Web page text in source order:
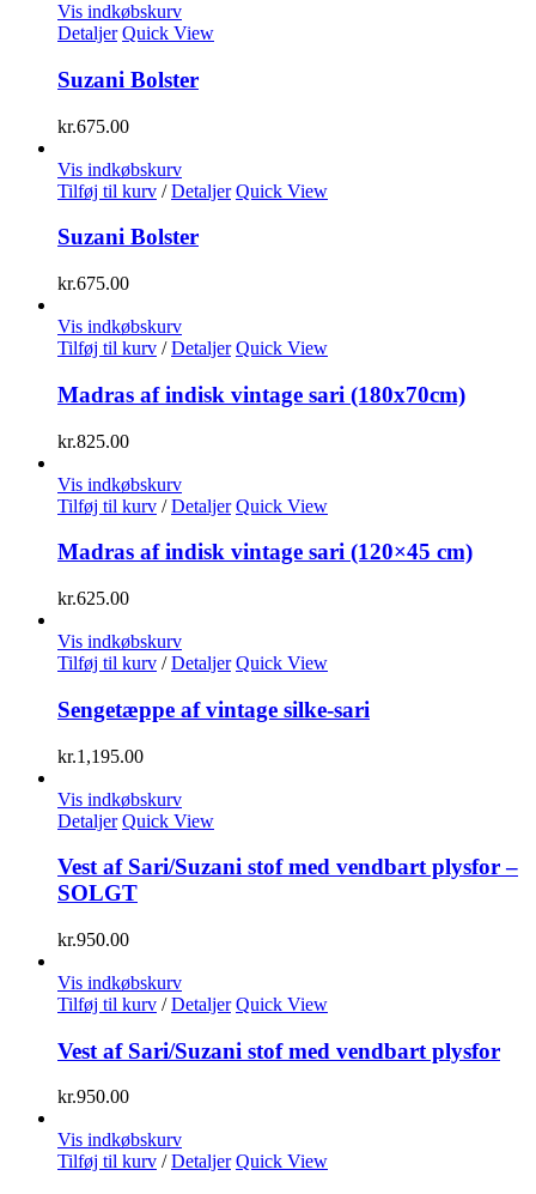
Vis indkøbskurv
Detaljer Quick View
Suzani Bolster
kr.675.00
Vis indkøbskurv
Tilføj til kurv / Detaljer Quick View
Suzani Bolster
kr.675.00
Vis indkøbskurv
Tilføj til kurv / Detaljer Quick View
Madras af indisk vintage sari (180x70cm)
kr.825.00
Vis indkøbskurv
Tilføj til kurv / Detaljer Quick View
Madras af indisk vintage sari (120×45 cm)
kr.625.00
Vis indkøbskurv
Tilføj til kurv / Detaljer Quick View
Sengetæppe af vintage silke-sari
kr.1,195.00
Vis indkøbskurv
Detaljer Quick View
Vest af Sari/Suzani stof med vendbart plysfor –
SOLGT
kr.950.00
Vis indkøbskurv
Tilføj til kurv / Detaljer Quick View
Vest af Sari/Suzani stof med vendbart plysfor
kr.950.00
Vis indkøbskurv
Tilføj til kurv / Detaljer Quick View